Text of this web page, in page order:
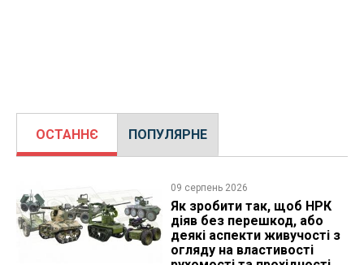
ОСТАННЄ ПОПУЛЯРНЕ
09 серпень 2026
Як зробити так, щоб НРК
діяв без перешкод, або
деякі аспекти живучості з
огляду на властивості